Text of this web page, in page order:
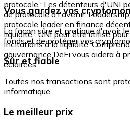
protocole : Les détenteurs d'UNI
de protocole à l'avenir.
protocole leader en finance
liquidité : UNI peut être utilisé
incitations à la liquidité.
gouvernance DeFi vous aidera à
éclairées.
Vous gardez vos
La façon sûre et pratique d'avoir
fonds et de protéger vos
Sûr et fiable
Toutes nos transactions sont
informatique.
Le meilleur prix